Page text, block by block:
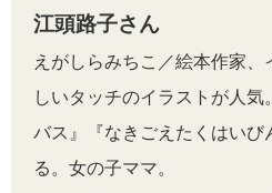
江頭路子さん
えがしらみちこ／絵本作家、
しいタッチのイラストが人気
バス』『なきごえたくはいび
る。女の子ママ。